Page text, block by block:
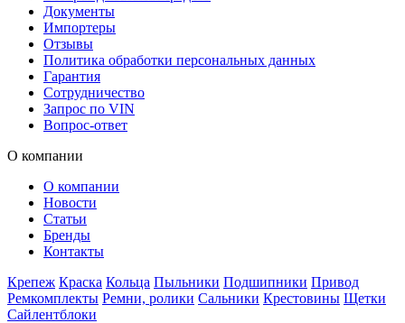
Документы
Импортеры
Отзывы
Политика обработки персональных данных
Гарантия
Сотрудничество
Запрос по VIN
Вопрос-ответ
О компании
О компании
Новости
Статьи
Бренды
Контакты
Крепеж Краска Кольца Пыльники Подшипники Привод
Ремкомплекты Ремни, ролики Сальники Крестовины Щетки
Сайлентблоки